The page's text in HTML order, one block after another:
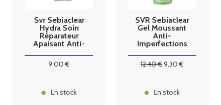
Svr Sebiaclear
Hydra Soin
Réparateur
Apaisant Anti-
9.00 €
En stock
SVR Sebiaclear
Gel Moussant
Anti-
Imperfections
12.40€9.30 €
En stock